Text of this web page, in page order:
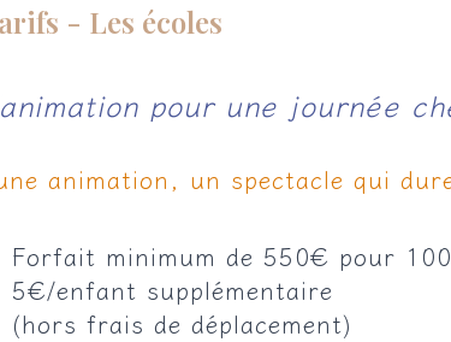
- Les écoles
pour une journée
animation, un spectacle qui
Forfait minimum de 550€ pour
5€/enfant supplémentaire
(hors frais de déplacement)